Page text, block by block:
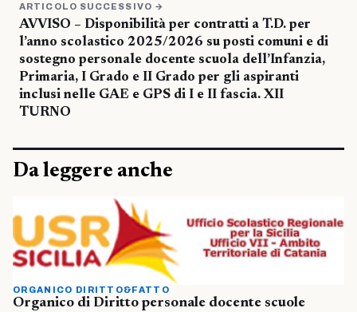
ARTICOLO SUCCESSIVO →
AVVISO – Disponibilità per contratti a T.D. per
l’anno scolastico 2025/2026 su posti comuni e di
sostegno personale docente scuola dell’Infanzia,
Primaria, I Grado e II Grado per gli aspiranti
inclusi nelle GAE e GPS di I e II fascia. XII
TURNO
Da leggere anche
ORGANICO DIRITTO&FATTO
Organico di Diritto personale docente scuole